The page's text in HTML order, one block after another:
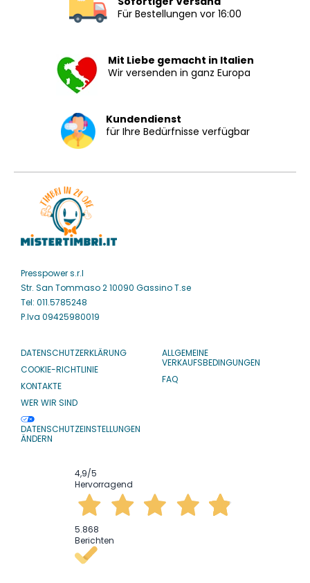
Für Bestellungen vor 16:00
Mit Liebe gemacht in Italien
Wir versenden in ganz Europa
Kundendienst
für Ihre Bedürfnisse verfügbar
Presspower s.r.l
Str. San Tommaso 2 10090 Gassino T.se
Tel: 011.5785248
P.Iva 09425980019
DATENSCHUTZERKLÄRUNG
COOKIE-RICHTLINIE
KONTAKTE
WER WIR SIND
DATENSCHUTZEINSTELLUNGEN
ÄNDERN
ALLGEMEINE
VERKAUFSBEDINGUNGEN
FAQ
4,9/5
Hervorragend
5.868
Berichten